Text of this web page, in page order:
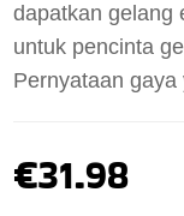
dapatkan gelang
untuk pencinta
Pernyataan
€31.98